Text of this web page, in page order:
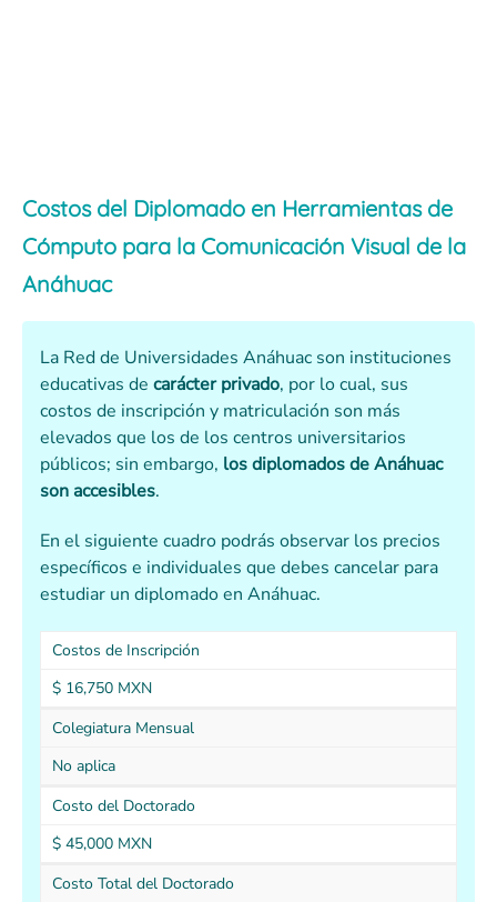
Costos del Diplomado en Herramientas de
Cómputo para la Comunicación Visual de la
Anáhuac
La Red de Universidades Anáhuac son instituciones
educativas de carácter privado, por lo cual, sus
costos de inscripción y matriculación son más
elevados que los de los centros universitarios
públicos; sin embargo, los diplomados de Anáhuac
son accesibles.
En el siguiente cuadro podrás observar los precios
específicos e individuales que debes cancelar para
estudiar un diplomado en Anáhuac.
Costos de Inscripción
$ 16,750 MXN
Colegiatura Mensual
No aplica
Costo del Doctorado
$ 45,000 MXN
Costo Total del Doctorado